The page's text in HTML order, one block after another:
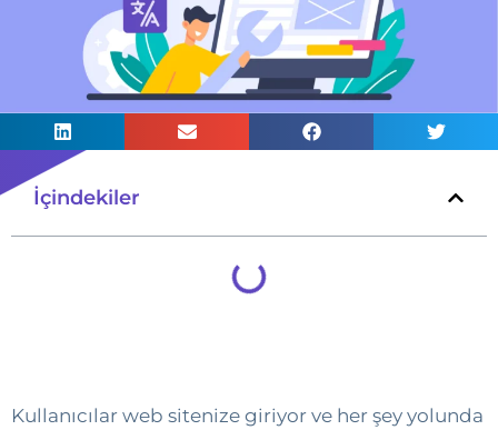
İçindekiler
Kullanıcılar web sitenize giriyor ve her şey yolunda